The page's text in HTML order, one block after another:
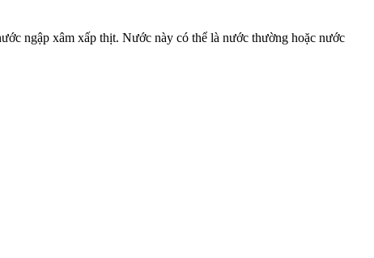
ngập xâm xấp thịt. Nước này có thể là nước thường hoặc nước